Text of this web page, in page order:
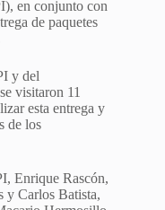
en conjunto con
de paquetes
y del
visitaron 11
esta entrega y
de los
Enrique Rascón,
y Carlos Batista,